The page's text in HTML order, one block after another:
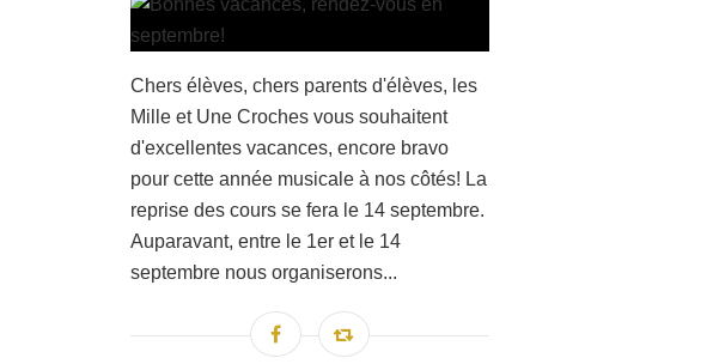
Chers élèves, chers parents d'élèves, les
Mille et Une Croches vous souhaitent
d'excellentes vacances, encore bravo
pour cette année musicale à nos côtés! La
reprise des cours se fera le 14 septembre.
Auparavant, entre le 1er et le 14
septembre nous organiserons...